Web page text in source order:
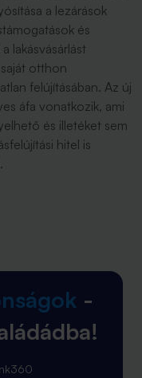
a lezárások
és
lakásvásárlást
otthon
felújításában. Az új
áfa vonatkozik, ami
és illetéket sem
hitel is
-